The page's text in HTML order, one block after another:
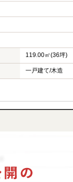
119.00㎡(36坪)
一戸建て/木造